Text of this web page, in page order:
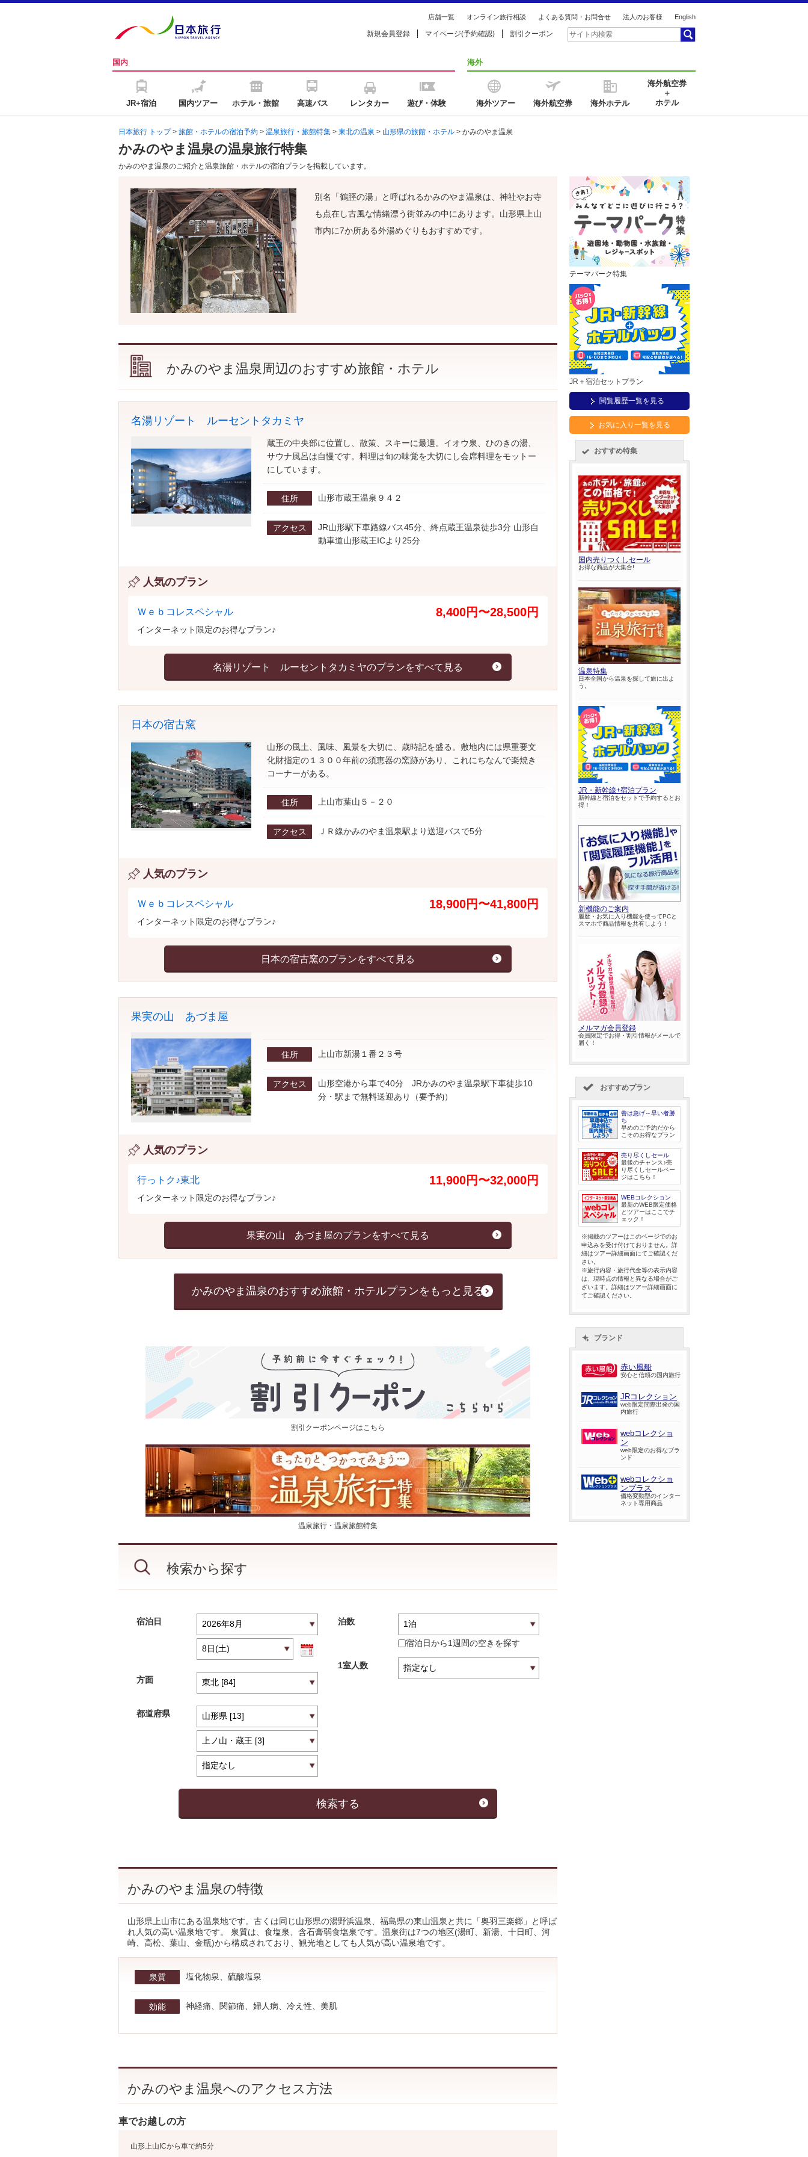
店舗一覧 オンライン旅行相談 よくある質問・お問合せ 法人のお客様 English
新規会員登録 マイページ(予約確認) 割引クーポン
国内
JR+宿泊 国内ツアー ホテル・旅館 高速バス レンタカー 遊び・体験
海外
海外ツアー 海外航空券 海外ホテル
海外航空券
＋
ホテル
日本旅行 トップ> 旅館・ホテルの宿泊予約 > 温泉旅行・旅館特集 > 東北の温泉 > 山形県の旅館・ホテル > かみのやま温泉
かみのやま温泉の温泉旅行特集
かみのやま温泉のご紹介と温泉旅館・ホテルの宿泊プランを掲載しています。
別名「鶴脛の湯」と呼ばれるかみのやま温泉は、神社やお寺
も点在し古風な情緒漂う街並みの中にあります。山形県上山
市内に7か所ある外湯めぐりもおすすめです。
かみのやま温泉周辺のおすすめ旅館・ホテル
名湯リゾート ルーセントタカミヤ
蔵王の中央部に位置し、散策、スキーに最適。イオウ泉、ひのきの湯、
サウナ風呂は自慢です。料理は旬の味覚を大切にし会席料理をモットー
にしています。
住所 山形市蔵王温泉９４２
アクセス
JR山形駅下車路線バス45分、終点蔵王温泉徒歩3分 山形自
動車道山形蔵王ICより25分
人気のプラン
Ｗｅｂコレスペシャル
インターネット限定のお得なプラン♪
8,400円〜28,500円
名湯リゾート ルーセントタカミヤのプランをすべて見る
日本の宿古窯
山形の風土、風味、風景を大切に、歳時記を盛る。敷地内には県重要文
化財指定の１３００年前の須恵器の窯跡があり、これにちなんで楽焼き
コーナーがある。
住所 上山市葉山５－２０
アクセス ＪＲ線かみのやま温泉駅より送迎バスで5分
人気のプラン
Ｗｅｂコレスペシャル
インターネット限定のお得なプラン♪
18,900円〜41,800円
日本の宿古窯のプランをすべて見る
果実の山 あづま屋
住所 上山市新湯１番２３号
アクセス
山形空港から車で40分 JRかみのやま温泉駅下車徒歩10
分・駅まで無料送迎あり（要予約）
人気のプラン
行っトク♪東北
インターネット限定のお得なプラン♪
11,900円〜32,000円
果実の山 あづま屋のプランをすべて見る
かみのやま温泉のおすすめ旅館・ホテルプランをもっと見る
割引クーポンページはこちら
温泉旅行・温泉旅館特集
検索から探す
宿泊日
方面
都道府県
泊数
宿泊日から1週間の空きを探す
1室人数
かみのやま温泉の特徴
山形県上山市にある温泉地です。古くは同じ山形県の湯野浜温泉、福島県の東山温泉と共に「奥羽三楽郷」と呼ば
れ人気の高い温泉地です。 泉質は、食塩泉、含石膏弱食塩泉です。温泉街は7つの地区(湯町、新湯、十日町、河
崎、高松、葉山、金瓶)から構成されており、観光地としても人気が高い温泉地です。
泉質 塩化物泉、硫酸塩泉
効能 神経痛、関節痛、婦人病、冷え性、美肌
かみのやま温泉へのアクセス方法
車でお越しの方
山形上山ICから車で約5分
テーマパーク特集
JR＋宿泊セットプラン
閲覧履歴一覧を見る
お気に入り一覧を見る
おすすめ特集
国内売りつくしセール
お得な商品が大集合!
温泉特集
日本全国から温泉を探して旅に出よ
う。
JR・新幹線+宿泊プラン
新幹線と宿泊をセットで予約するとお
得！
新機能のご案内
履歴・お気に入り機能を使ってPCと
スマホで商品情報を共有しよう！
メルマガ会員登録
会員限定でお得・割引情報がメールで
届く！
おすすめプラン
善は急げ～早い者勝
ち
早めのご予約だから
こそのお得なプラン
売り尽くしセール
最後のチャンス♪売
り尽くしセールペー
ジはこちら！
WEBコレクション
最新のWEB限定価格
とツアーはここでチ
ェック！
※掲載のツアーはこのページでのお
申込みを受け付けておりません。詳
細はツアー詳細画面にてご確認くだ
さい。
※旅行内容・旅行代金等の表示内容
は、現時点の情報と異なる場合がご
ざいます。詳細はツアー詳細画面に
てご確認ください。
ブランド
赤い風船
安心と信頼の国内旅行
JRコレクション
web限定間際出発の国
内旅行
webコレクショ
ン
web限定のお得なブラ
ンド
webコレクショ
ンプラス
価格変動型のインター
ネット専用商品